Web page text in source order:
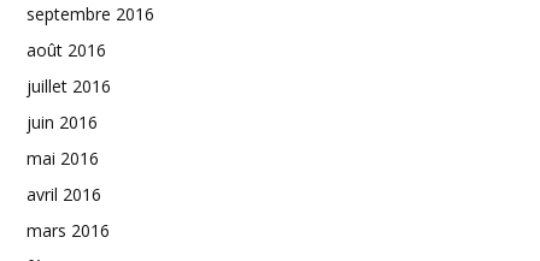
septembre 2016
août 2016
juillet 2016
juin 2016
mai 2016
avril 2016
mars 2016